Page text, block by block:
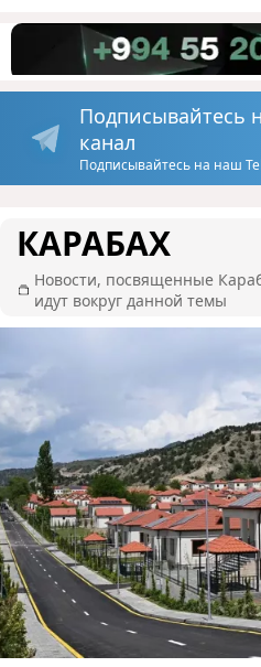
Подписывайтесь
канал
Подписывайтесь на наш
КАРАБАХ
Новости, посвященные
идут вокруг данной темы